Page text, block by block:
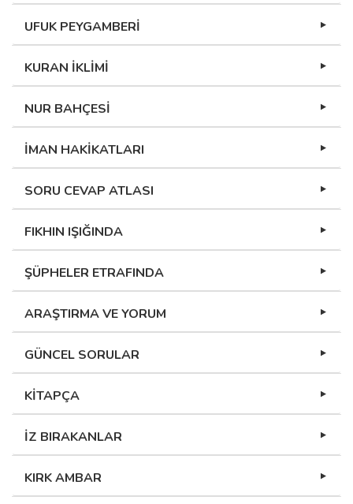
UFUK PEYGAMBERİ
KURAN İKLİMİ
NUR BAHÇESİ
İMAN HAKİKATLARI
SORU CEVAP ATLASI
FIKHIN IŞIĞINDA
ŞÜPHELER ETRAFINDA
ARAŞTIRMA VE YORUM
GÜNCEL SORULAR
KİTAPÇA
İZ BIRAKANLAR
KIRK AMBAR